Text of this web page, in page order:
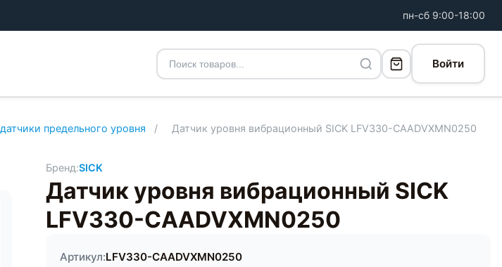
пн-сб 9:00-18:00
Войти
предельного уровня / Датчик уровня вибрационный SICK LFV330-CAADVXMN0250
Бренд:SICK
Датчик уровня вибрационный SICK
LFV330-CAADVXMN0250
Артикул:LFV330-CAADVXMN0250